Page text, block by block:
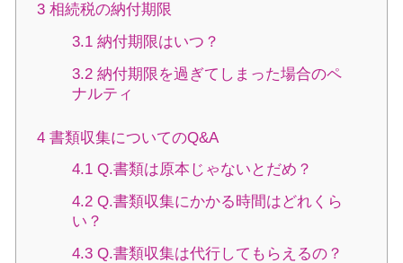
3 相続税の納付期限
3.1 納付期限はいつ？
3.2 納付期限を過ぎてしまった場合のペ
ナルティ
4 書類収集についてのQ&A
4.1 Q.書類は原本じゃないとだめ？
4.2 Q.書類収集にかかる時間はどれくら
い？
4.3 Q.書類収集は代行してもらえるの？